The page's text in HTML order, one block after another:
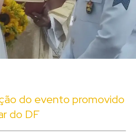
do evento promovido
do DF